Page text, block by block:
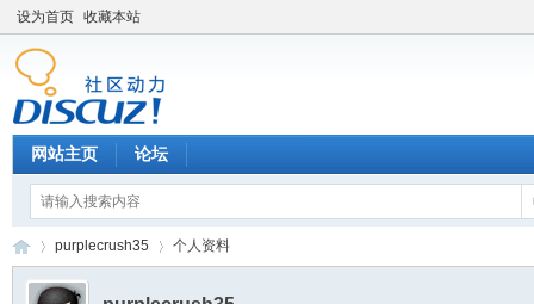
设为首页 收藏本站
网站主页 论坛
purplecrush35 个人资料